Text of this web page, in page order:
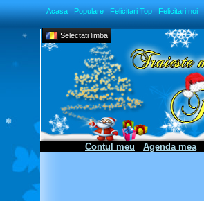
Acasa Populare Felicitari Top Felicitari noi
Selectati limba
Contul meu Agenda mea